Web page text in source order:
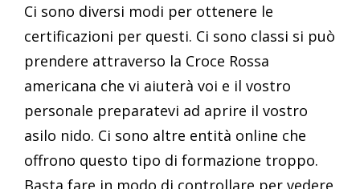
Ci sono diversi modi per ottenere le
certificazioni per questi. Ci sono classi si può
prendere attraverso la Croce Rossa
americana che vi aiuterà voi e il vostro
personale preparatevi ad aprire il vostro
asilo nido. Ci sono altre entità online che
offrono questo tipo di formazione troppo.
Basta fare in modo di controllare per vedere